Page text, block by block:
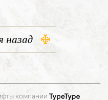
назад
компании